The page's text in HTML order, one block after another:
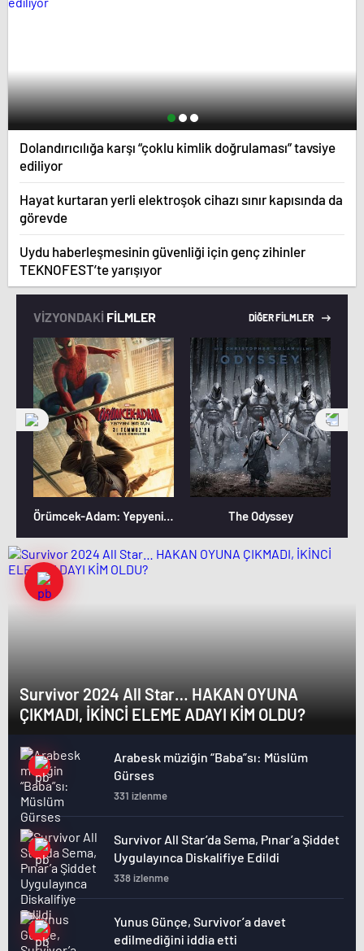
Dolandırıcılığa karşı “çoklu kimlik doğrulaması” tavsiye
ediliyor
Hayat kurtaran yerli elektroşok cihazı sınır kapısında da
görevde
Uydu haberleşmesinin güvenliği için genç zihinler
TEKNOFEST’te yarışıyor
VİZYONDAKİ FİLMLER DİĞER FİLMLER
Örümcek-Adam: Yepyeni Bir Gün The Odyssey
Survivor 2024 All Star… HAKAN OYUNA
ÇIKMADI, İKİNCİ ELEME ADAYI KİM OLDU?
Arabesk müziğin “Baba”sı: Müslüm
Gürses
331 izlenme
Survivor All Star’da Sema, Pınar’a Şiddet
Uygulayınca Diskalifiye Edildi
338 izlenme
Yunus Günçe, Survivor’a davet
edilmediğini iddia etti